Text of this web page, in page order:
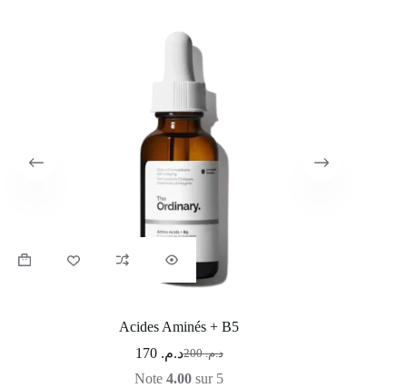
Acides Aminés + B5
د.م.200 د.م. 170
Note4.00 sur 5